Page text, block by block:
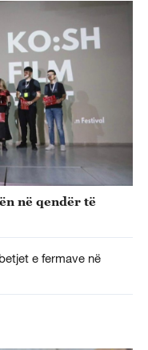
në qendër të
e fermave në